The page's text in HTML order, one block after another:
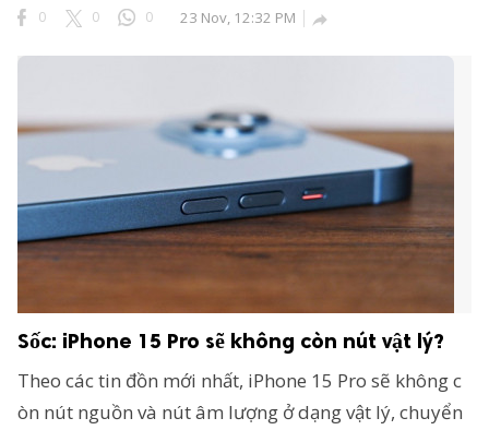
0 0 0 23 Nov, 12:32 PM 
Sốc: iPhone 15 Pro sẽ không còn nút vật lý?
Theo các tin đồn mới nhất, iPhone 15 Pro sẽ không c
òn nút nguồn và nút âm lượng ở dạng vật lý, chuyển